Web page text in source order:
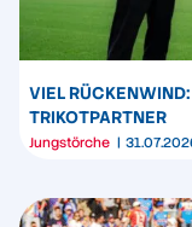
VIEL
TRIKOTPARTNER
Jungstörche